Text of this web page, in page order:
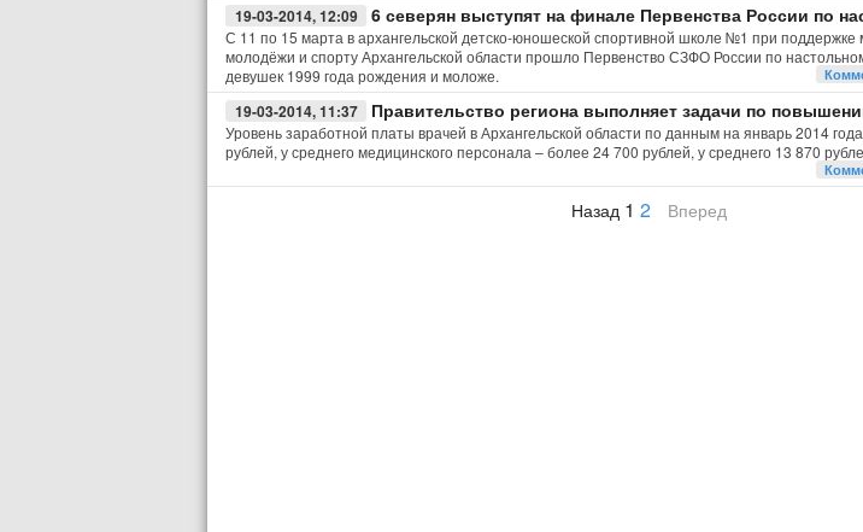
19-03-2014, 12:09 6 северян выступят на финале Первенства России по
С 11 по 15 марта в архангельской детско-юношеской спортивной школе №1 при поддержке
молодёжи и спорту Архангельской области прошло Первенство СЗФО России по
девушек 1999 года рождения и моложе.
19-03-2014, 11:37 Правительство региона выполняет задачи по
Уровень заработной платы врачей в Архангельской области по данным на январь 2014
рублей, у среднего медицинского персонала – более 24 700 рублей, у среднего 13 870
Назад 1 2 Вперед